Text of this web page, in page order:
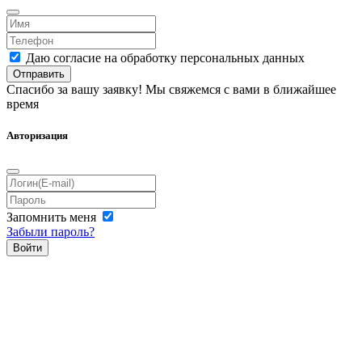
Даю согласие на обработку персональных данных
Отправить
Спасибо за вашу заявку! Мы свяжемся с вами в ближайшее
время
Авторизация
Запомнить меня
Забыли пароль?
Войти